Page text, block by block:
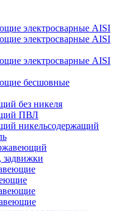
электросварные AISI
электросварные AISI
электросварные AISI
бесшовные
без никеля
ПВЛ
никельсодержащий
задвижки